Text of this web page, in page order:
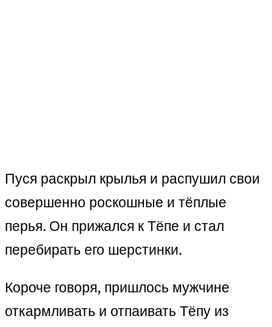
Пуся раскрыл крылья и распушил свои
совершенно роскошные и тёплые
перья. Он прижался к Тёпе и стал
перебирать его шерстинки.
Короче говоря, пришлось мужчине
откармливать и отпаивать Тёпу из